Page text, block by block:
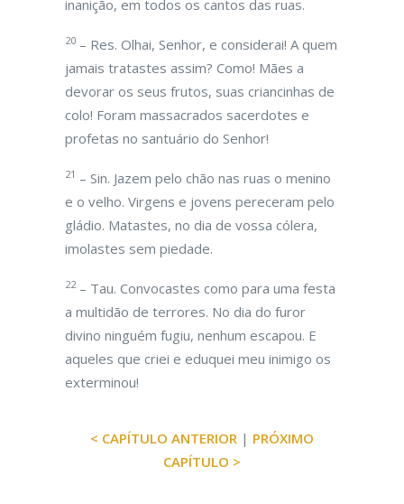
inanição, em todos os cantos das ruas.
20 – Res. Olhai, Senhor, e considerai! A quem
jamais tratastes assim? Como! Mães a
devorar os seus frutos, suas criancinhas de
colo! Foram massacrados sacerdotes e
profetas no santuário do Senhor!
21 – Sin. Jazem pelo chão nas ruas o menino
e o velho. Virgens e jovens pereceram pelo
gládio. Matastes, no dia de vossa cólera,
imolastes sem piedade.
22– Tau. Convocastes como para uma festa
a multidão de terrores. No dia do furor
divino ninguém fugiu, nenhum escapou. E
aqueles que criei e eduquei meu inimigo os
exterminou!
< CAPÍTULO ANTERIOR | PRÓXIMO
CAPÍTULO >